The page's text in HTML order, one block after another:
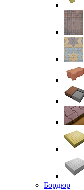
Бордюр